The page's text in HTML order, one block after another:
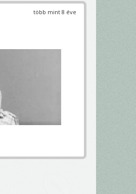
több mint 8 éve